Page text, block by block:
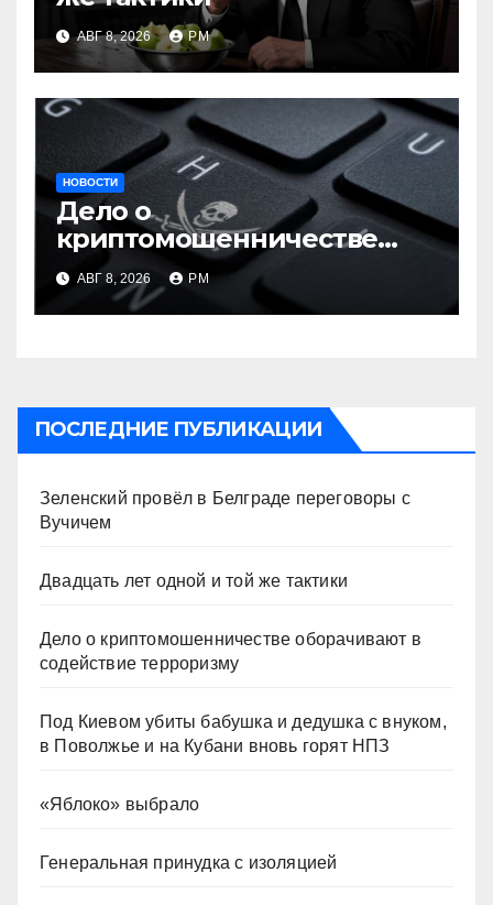
АВГ 8, 2026 РМ
НОВОСТИ
Дело о
криптомошенничестве
оборачивают в содействие
терроризму
АВГ 8, 2026 РМ
ПОСЛЕДНИЕ ПУБЛИКАЦИИ
Зеленский провёл в Белграде переговоры с
Вучичем
Двадцать лет одной и той же тактики
Дело о криптомошенничестве оборачивают в
содействие терроризму
Под Киевом убиты бабушка и дедушка с внуком,
в Поволжье и на Кубани вновь горят НПЗ
«Яблоко» выбрало
Генеральная принудка с изоляцией